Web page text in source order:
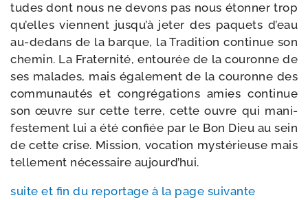
tudes dont nous ne devons pas nous éton­ner trop
qu’elles viennent jus­qu’à jeter des paquets d’eau
au-​dedans de la barque, la Tradition conti­nue son
che­min. La Fraternité, entou­rée de la cou­ronne de
ses malades, mais éga­le­ment de la cou­ronne des
com­mu­nau­tés et congré­ga­tions amies conti­nue
son œuvre sur cette terre, cette ouvre qui mani­
fes­te­ment lui a été confiée par le Bon Dieu au sein
de cette crise. Mission, voca­tion mys­té­rieuse mais
tel­le­ment néces­saire aujourd’hui.
suite et fin du repor­tage à la page suivante